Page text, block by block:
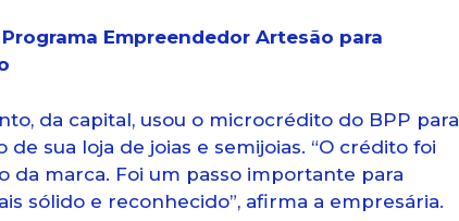
Empreendedor Artesão para
da capital, usou o microcrédito do BPP para
sua loja de joias e semijoias. “O crédito foi
da marca. Foi um passo importante para
sólido e reconhecido”, afirma a empresária.